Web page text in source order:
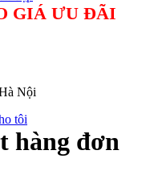
GIÁ ƯU ĐÃI
Nội
tôi
hàng đơn